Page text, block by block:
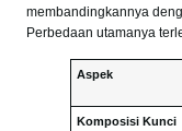
membandingkannya
Perbedaan utamanya
Aspek
Komposisi Kunci